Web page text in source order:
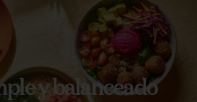
y balanceado